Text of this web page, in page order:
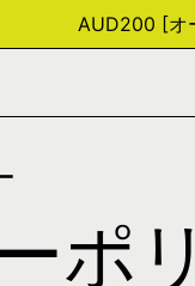
AUD200 [オ
ポ